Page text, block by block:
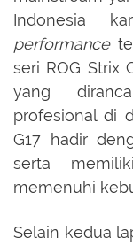
Indonesia
performance
seri ROG Strix
yang
profesional di
G17 hadir
serta
memenuhi
Selain kedua